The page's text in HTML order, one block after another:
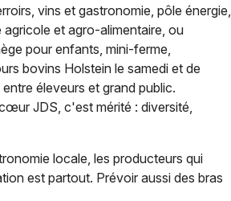
vins et gastronomie, pôle énergie,
et agro-alimentaire, ou
pour enfants, mini-ferme,
bovins Holstein le samedi et de
éleveurs et grand public.
JDS, c'est mérité : diversité,
locale, les producteurs qui
est partout. Prévoir aussi des bras